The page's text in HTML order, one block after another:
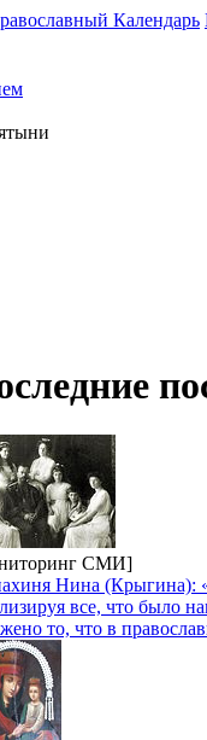
Календарь
СМИ]
Нина (Крыгина):
все, что было
то, что в